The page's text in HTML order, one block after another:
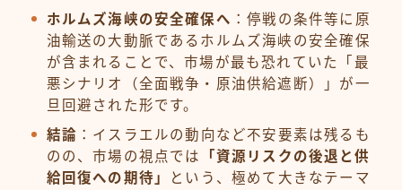
ホルムズ海峡の安全確保へ ：停戦の条件等に原
油輸送の大動脈であるホルムズ海峡の安全確保
が含まれることで、市場が最も恐れていた「最
悪シナリオ（全面戦争・原油供給遮断）」が一
旦回避された形です。
結論 ：イスラエルの動向など不安要素は残るも
のの、市場の視点では
「資源リスクの後退と供
給回復への期待」
という、極めて大きなテーマ